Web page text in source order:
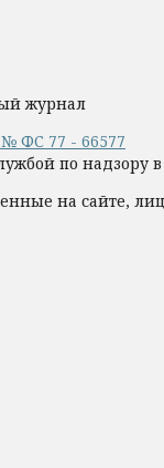
журнал
ФС 77 - 66577
по надзору
на сайте,